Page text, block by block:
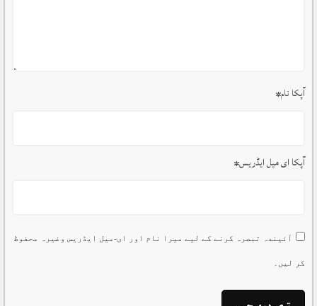
آپکا نام*
آپکا ای میل ایڈریس*
آئیندہ تبصرہ کرنے کے لیے میرا نام اور ای-میل ایڈریس وغیرہ محفوظ
کر لیں۔